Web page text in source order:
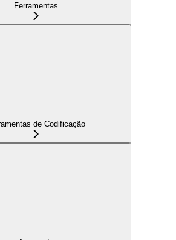
Ferramentas
de Codificação